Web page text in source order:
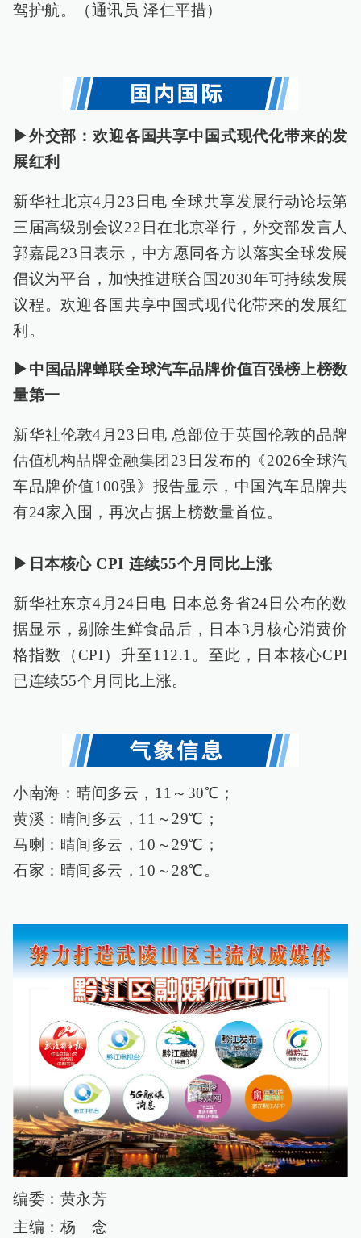
驾护航。（通讯员 泽仁平措）
▶外交部：欢迎各国共享中国式现代化带来的发
展红利
新华社北京4月23日电 全球共享发展行动论坛第
三届高级别会议22日在北京举行，外交部发言人
郭嘉昆23日表示，中方愿同各方以落实全球发展
倡议为平台，加快推进联合国2030年可持续发展
议程。欢迎各国共享中国式现代化带来的发展红
利。
▶中国品牌蝉联全球汽车品牌价值百强榜上榜数
量第一
新华社伦敦4月23日电 总部位于英国伦敦的品牌
估值机构品牌金融集团23日发布的《2026全球汽
车品牌价值100强》报告显示，中国汽车品牌共
有24家入围，再次占据上榜数量首位。
▶日本核心 CPI 连续55个月同比上涨
新华社东京4月24日电 日本总务省24日公布的数
据显示，剔除生鲜食品后，日本3月核心消费价
格指数（CPI）升至112.1。至此，日本核心CPI
已连续55个月同比上涨。
小南海：晴间多云，11～30℃；
黄溪：晴间多云，11～29℃；
马喇：晴间多云，10～29℃；
石家：晴间多云，10～28℃。
编委：黄永芳
主编：杨 念